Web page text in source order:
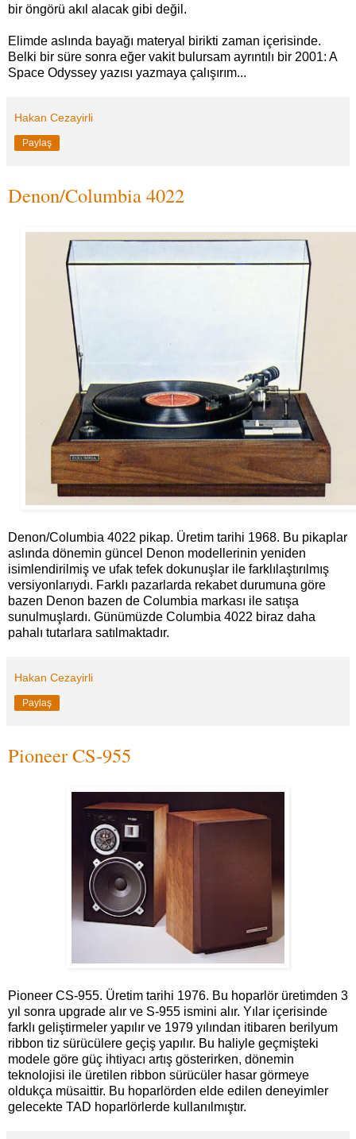
bir öngörü akıl alacak gibi değil.
Elimde aslında bayağı materyal birikti zaman içerisinde.
Belki bir süre sonra eğer vakit bulursam ayrıntılı bir 2001: A
Space Odyssey yazısı yazmaya çalışırım...
Hakan Cezayirli
Paylaş
Denon/Columbia 4022
Denon/Columbia 4022 pikap. Üretim tarihi 1968. Bu pikaplar
aslında dönemin güncel Denon modellerinin yeniden
isimlendirilmiş ve ufak tefek dokunuşlar ile farklılaştırılmış
versiyonlarıydı. Farklı pazarlarda rekabet durumuna göre
bazen Denon bazen de Columbia markası ile satışa
sunulmuşlardı. Günümüzde Columbia 4022 biraz daha
pahalı tutarlara satılmaktadır.
Hakan Cezayirli
Paylaş
Pioneer CS-955
Pioneer CS-955. Üretim tarihi 1976. Bu hoparlör üretimden 3
yıl sonra upgrade alır ve S-955 ismini alır. Yılar içerisinde
farklı geliştirmeler yapılır ve 1979 yılından itibaren berilyum
ribbon tiz sürücülere geçiş yapılır. Bu haliyle geçmişteki
modele göre güç ihtiyacı artış gösterirken, dönemin
teknolojisi ile üretilen ribbon sürücüler hasar görmeye
oldukça müsaittir. Bu hoparlörden elde edilen deneyimler
gelecekte TAD hoparlörlerde kullanılmıştır.